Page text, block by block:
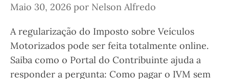
Maio 30, 2026 por Nelson Alfredo
A regularização do Imposto sobre Veículos
Motorizados pode ser feita totalmente online.
Saiba como o Portal do Contribuinte ajuda a
responder a pergunta: Como pagar o IVM sem